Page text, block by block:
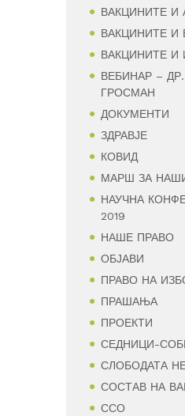
ВАКЦИНИТЕ И
ВАКЦИНИТЕ И
ВАКЦИНИТЕ И
ВЕБИНАР –
ГРОСМАН
ДОКУМЕНТИ
ЗДРАВЈЕ
КОВИД
МАРШ ЗА
НАУЧНА
2019
НАШЕ ПРАВО
ОБЈАВИ
ПРАВО НА
ПРАШАЊА
ПРОЕКТИ
СЕДНИЦИ-
СЛОБОДАТА
СОСТАВ НА
ССО